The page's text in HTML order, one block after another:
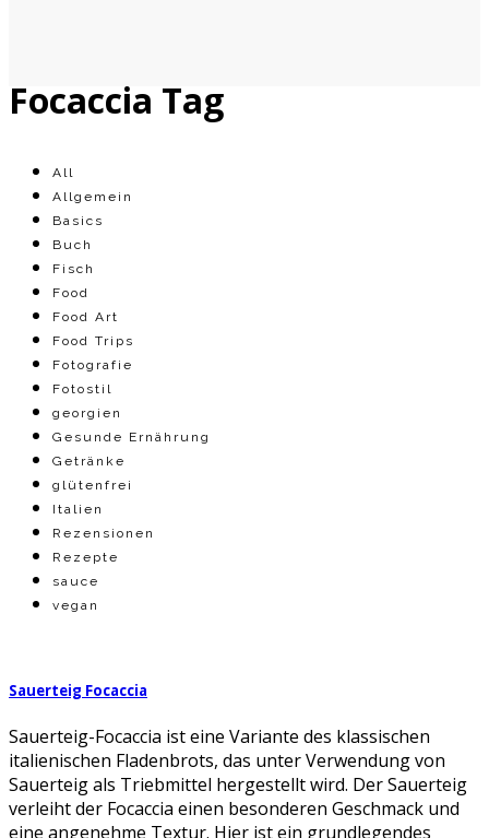
Focaccia Tag
All
Allgemein
Basics
Buch
Fisch
Food
Food Art
Food Trips
Fotografie
Fotostil
georgien
Gesunde Ernährung
Getränke
glütenfrei
Italien
Rezensionen
Rezepte
sauce
vegan
Sauerteig Focaccia
Sauerteig-Focaccia ist eine Variante des klassischen
italienischen Fladenbrots, das unter Verwendung von
Sauerteig als Triebmittel hergestellt wird. Der Sauerteig
verleiht der Focaccia einen besonderen Geschmack und
eine angenehme Textur. Hier ist ein grundlegendes